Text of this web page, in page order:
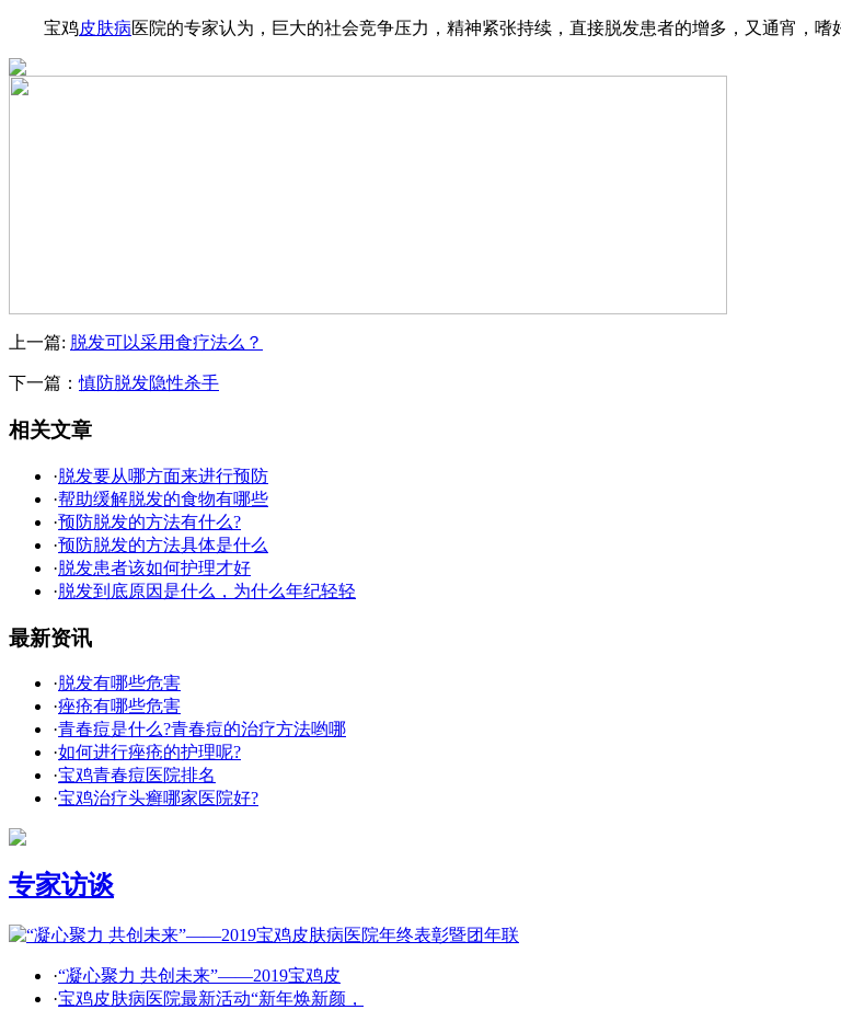
宝鸡皮肤病医院的专家认为，巨大的社会竞争压力，精神紧张持续，直接脱发患者的增多，又通宵，
上一篇: 脱发可以采用食疗法么？
下一篇：慎防脱发隐性杀手
相关文章
·脱发要从哪方面来进行预防
·帮助缓解脱发的食物有哪些
·预防脱发的方法有什么?
·预防脱发的方法具体是什么
·脱发患者该如何护理才好
·脱发到底原因是什么，为什么年纪轻轻
最新资讯
·脱发有哪些危害
·痤疮有哪些危害
·青春痘是什么?青春痘的治疗方法哟哪
·如何进行痤疮的护理呢?
·宝鸡青春痘医院排名
·宝鸡治疗头癣哪家医院好?
专家访谈
·“凝心聚力 共创未来”——2019宝鸡皮
·宝鸡皮肤病医院最新活动“新年焕新颜，